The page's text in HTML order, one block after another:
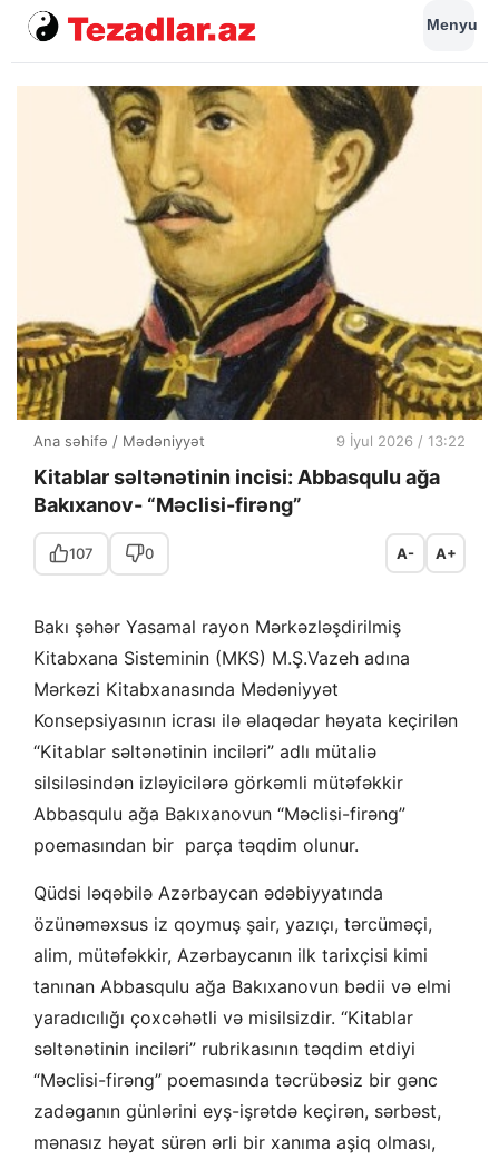
Menyu
Ana səhifə / Mədəniyyət 9 İyul 2026 / 13:22
Kitablar səltənətinin incisi: Abbasqulu ağa
Bakıxanov- “Məclisi-firəng”
107 0 A- A+
Bakı şəhər Yasamal rayon Mərkəzləşdirilmiş
Kitabxana Sisteminin (MKS) M.Ş.Vazeh adına
Mərkəzi Kitabxanasında Mədəniyyət
Konsepsiyasının icrası ilə əlaqədar həyata keçirilən
“Kitablar səltənətinin inciləri” adlı mütaliə
silsiləsindən izləyicilərə görkəmli mütəfəkkir
Abbasqulu ağa Bakıxanovun “Məclisi-firəng”
poemasından bir parça təqdim olunur.
Qüdsi ləqəbilə Azərbaycan ədəbiyyatında
özünəməxsus iz qoymuş şair, yazıçı, tərcüməçi,
alim, mütəfəkkir, Azərbaycanın ilk tarixçisi kimi
tanınan Abbasqulu ağa Bakıxanovun bədii və elmi
yaradıcılığı çoxcəhətli və misilsizdir. “Kitablar
səltənətinin inciləri” rubrikasının təqdim etdiyi
“Məclisi-firəng” poemasında təcrübəsiz bir gənc
zadəganın günlərini eyş-işrətdə keçirən, sərbəst,
mənasız həyat sürən ərli bir xanıma aşiq olması,